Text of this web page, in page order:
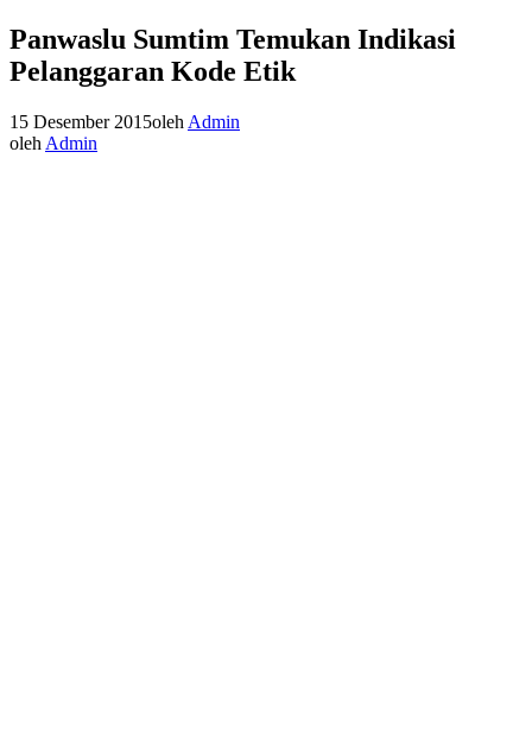
Panwaslu Sumtim Temukan Indikasi
Pelanggaran Kode Etik
15 Desember 2015oleh Admin
oleh Admin